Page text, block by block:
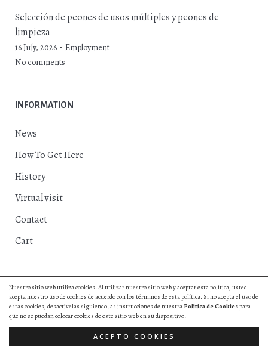
Nuestro sitio web utiliza cookies. Al utilizar nuestro sitio web y aceptar esta política, usted
acepta nuestro uso de cookies de acuerdo con los términos de esta política. Si no acepta el uso de
estas cookies, desactívelas siguiendo las instrucciones de nuestra Política de Cookiespara
que no se puedan colocar cookies de este sitio web en su dispositivo.
ACEPTO COOKIES
Selección de peones de usos múltiples y peones de
limpieza
16 July, 2026
Employment
No comments
INFORMATION
News
How To Get Here
History
Virtual visit
Contact
Cart
© 2018, Excmo. Ayto. de Herrera del Duque | Privacy Policy | Cookies
Policy|Web Design by Hurry App